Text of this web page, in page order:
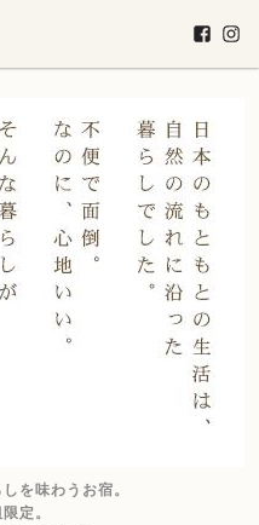
を味わうお宿。
定。